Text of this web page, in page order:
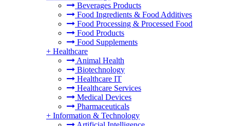
Beverages Products
Food Ingredients & Food Additives
Food Processing & Processed Food
Food Products
Food Supplements
+ Healthcare
Animal Health
Biotechnology
Healthcare IT
Healthcare Services
Medical Devices
Pharmaceuticals
+ Information & Technology